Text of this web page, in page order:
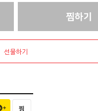
선물하기